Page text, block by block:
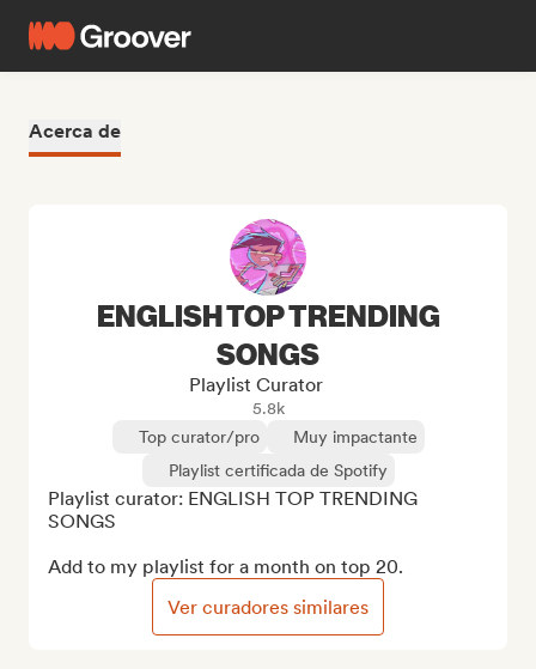
Acerca de
ENGLISH TOP TRENDING
SONGS
Playlist Curator
5.8k
Top curator/pro
Muy impactante
Playlist certificada de Spotify
Playlist curator: ENGLISH TOP TRENDING
SONGS
Add to my playlist for a month on top 20.
Ver curadores similares